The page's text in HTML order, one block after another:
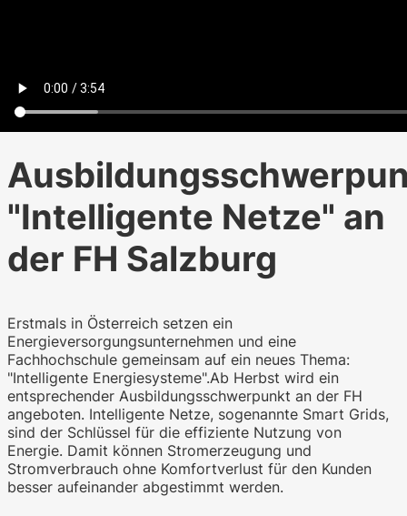
"Intelligente Netze" an
der FH Salzburg
Erstmals in Österreich setzen ein
Energieversorgungsunternehmen und eine
Fachhochschule gemeinsam auf ein neues Thema:
"Intelligente Energiesysteme".Ab Herbst wird ein
entsprechender Ausbildungsschwerpunkt an der FH
angeboten. Intelligente Netze, sogenannte Smart Grids,
sind der Schlüssel für die effiziente Nutzung von
Energie. Damit können Stromerzeugung und
Stromverbrauch ohne Komfortverlust für den Kunden
besser aufeinander abgestimmt werden.